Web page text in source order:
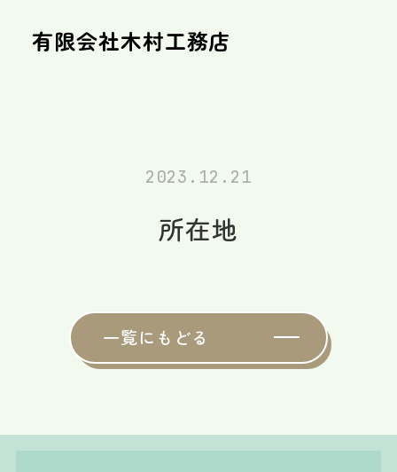
有限会社木村工務店
2023.12.21
所在地
一覧にもどる